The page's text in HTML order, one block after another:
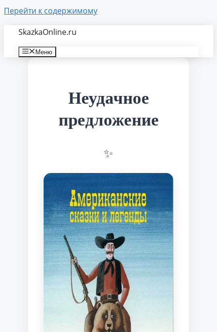
Перейти к содержимому
SkazkaOnline.ru
Меню
Неудачное
предложение